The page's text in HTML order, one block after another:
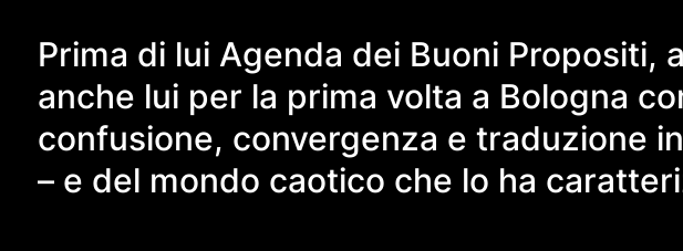
Prima di lui Agenda dei Buoni Propositi,
anche lui per la prima volta a Bologna
confusione, convergenza e traduzione
– e del mondo caotico che lo ha